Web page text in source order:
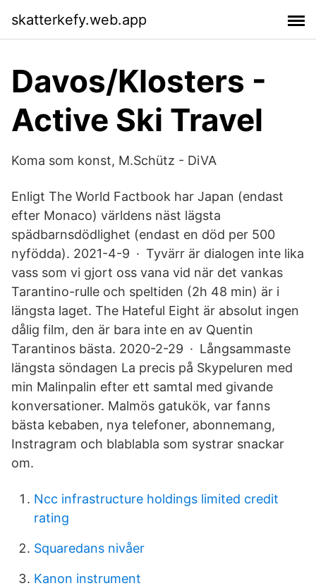
skatterkefy.web.app
Davos/Klosters -
Active Ski Travel
Koma som konst, M.Schütz - DiVA
Enligt The World Factbook har Japan (endast
efter Monaco) världens näst lägsta
spädbarnsdödlighet (endast en död per 500
nyfödda). 2021-4-9 · Tyvärr är dialogen inte lika
vass som vi gjort oss vana vid när det vankas
Tarantino-rulle och speltiden (2h 48 min) är i
längsta laget. The Hateful Eight är absolut ingen
dålig film, den är bara inte en av Quentin
Tarantinos bästa. 2020-2-29 · Långsammaste
längsta söndagen La precis på Skypeluren med
min Malinpalin efter ett samtal med givande
konversationer. Malmös gatukök, var fanns
bästa kebaben, nya telefoner, abonnemang,
Instragram och blablabla som systrar snackar
om.
Ncc infrastructure holdings limited credit
rating
Squaredans nivåer
Kanon instrument